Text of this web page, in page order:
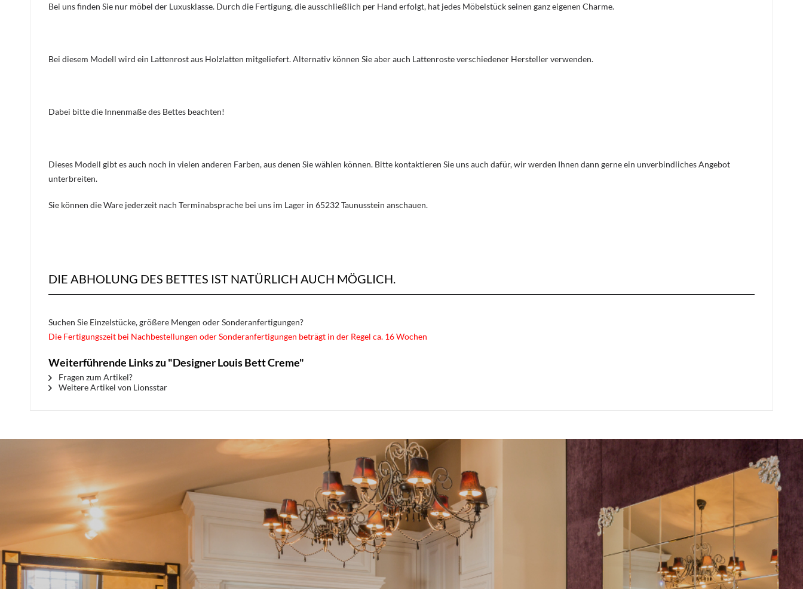
Bei uns finden Sie nur möbel der Luxusklasse. Durch die Fertigung, die ausschließlich per Hand erfolgt, hat jedes Möbelstück seinen ganz eigenen Charme.
Bei diesem Modell wird ein Lattenrost aus Holzlatten mitgeliefert. Alternativ können Sie aber auch Lattenroste verschiedener Hersteller verwenden.
Dabei bitte die Innenmaße des Bettes beachten!
Dieses Modell gibt es auch noch in vielen anderen Farben, aus denen Sie wählen können. Bitte kontaktieren Sie uns auch dafür, wir werden Ihnen dann gerne ein unverbindliches Angebot
unterbreiten.
Sie können die Ware jederzeit nach Terminabsprache bei uns im Lager in 65232 Taunusstein anschauen.
DIE ABHOLUNG DES BETTES IST NATÜRLICH AUCH MÖGLICH.
Suchen Sie Einzelstücke, größere Mengen oder Sonderanfertigungen?
Die Fertigungszeit bei Nachbestellungen oder Sonderanfertigungen beträgt in der Regel ca. 16 Wochen
Weiterführende Links zu "Designer Louis Bett Creme"
Fragen zum Artikel?
Weitere Artikel von Lionsstar